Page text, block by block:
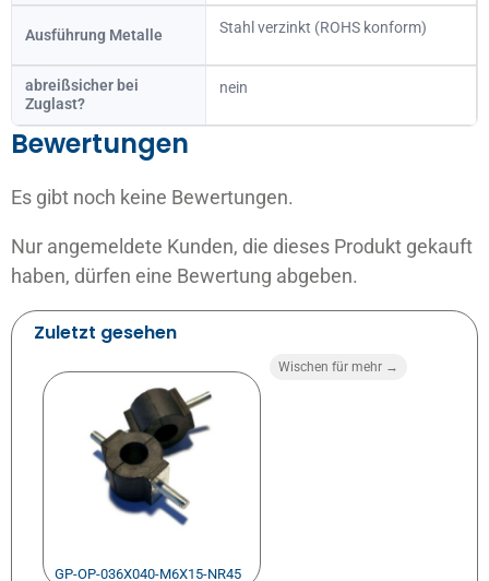
Ausführung Metalle Stahl verzinkt (ROHS konform)
abreißsicher bei
Zuglast?
nein
Bewertungen
Es gibt noch keine Bewertungen.
Nur angemeldete Kunden, die dieses Produkt gekauft
haben, dürfen eine Bewertung abgeben.
Zuletzt gesehen
Wischen für mehr →
GP-OP-036X040-M6X15-NR45